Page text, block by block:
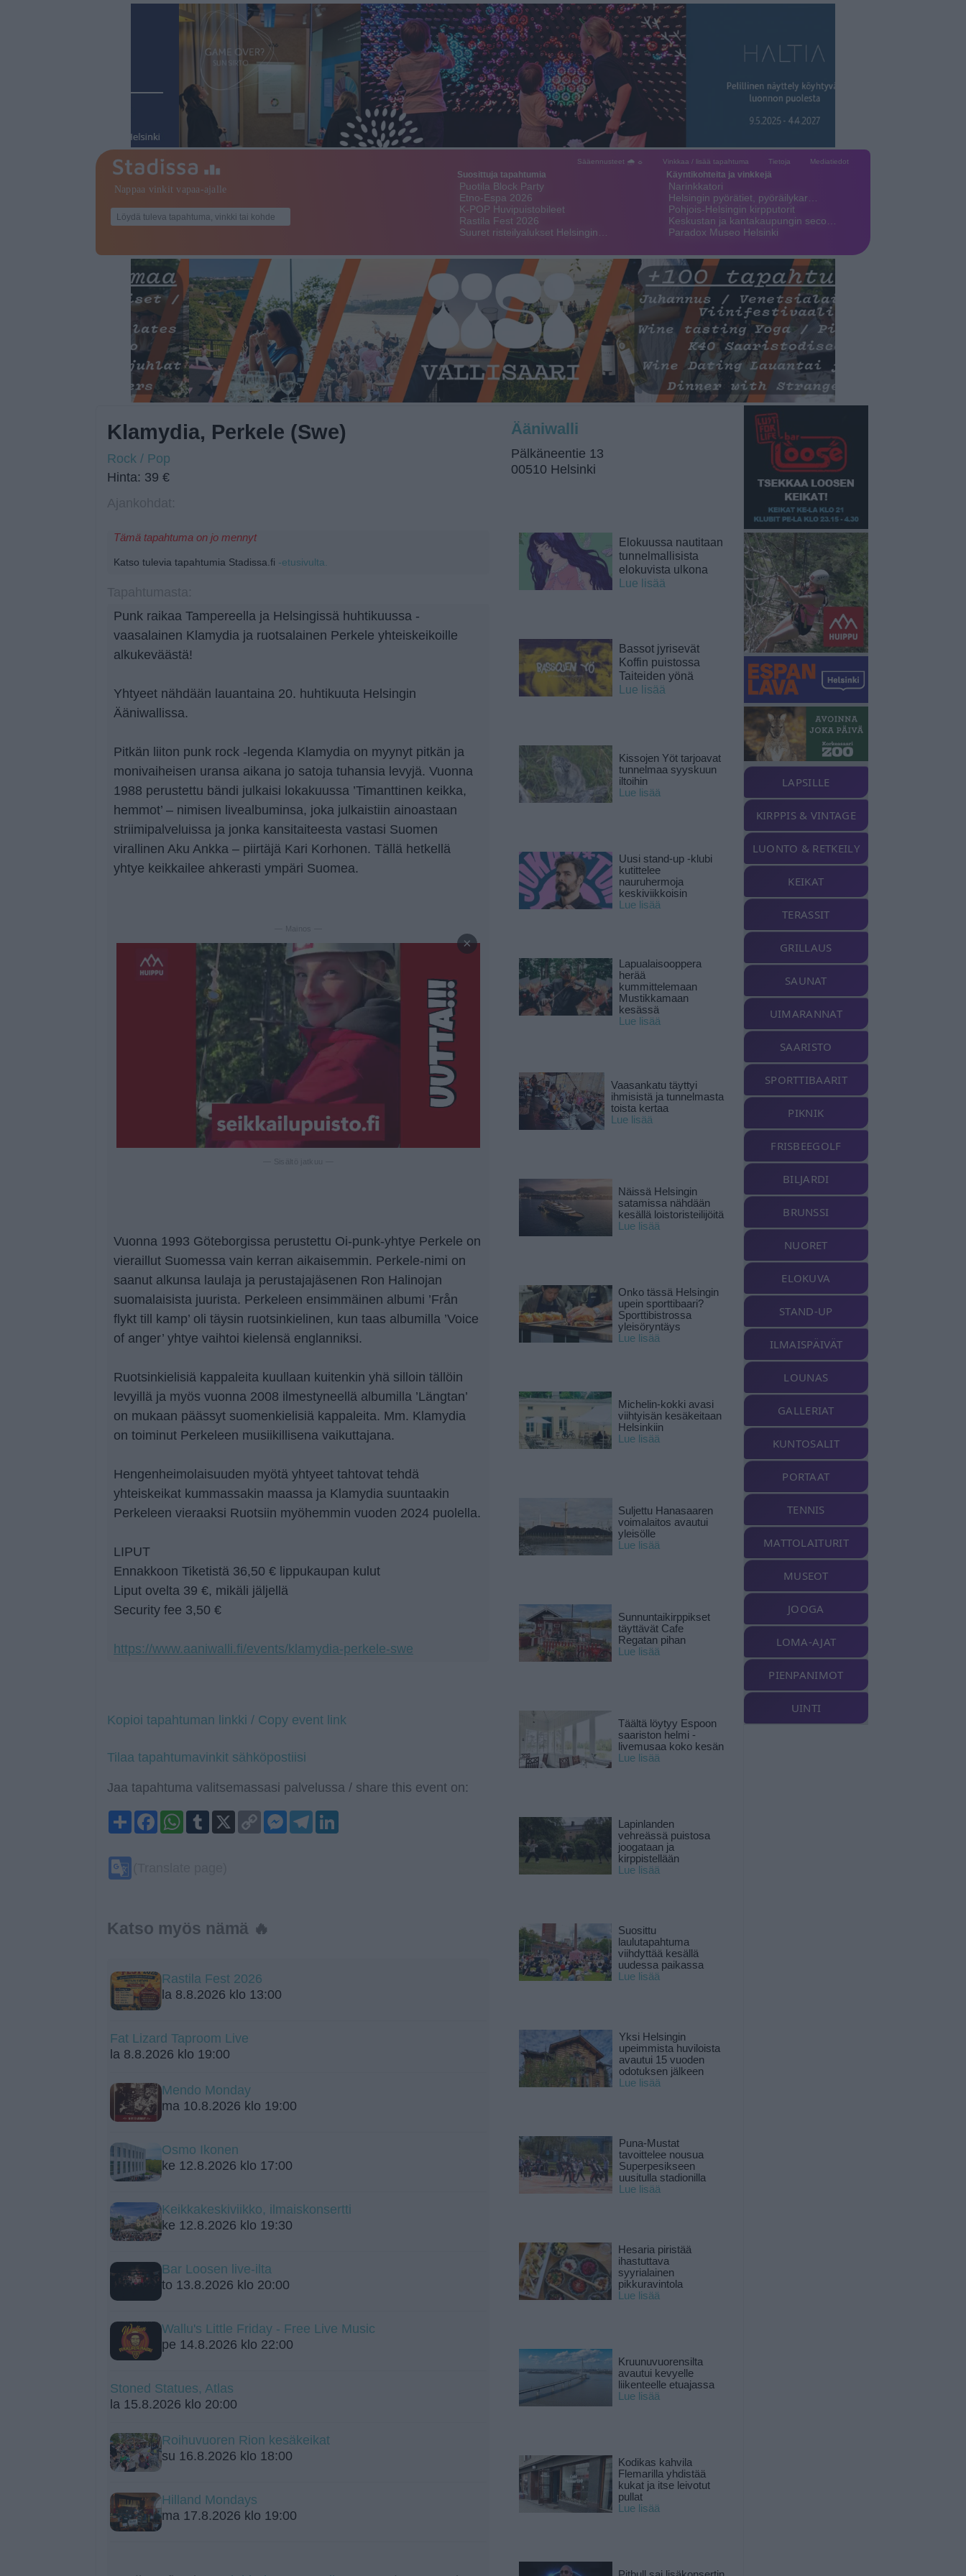
Sääennusteet 🌧 ☼ Vinkkaa / lisää tapahtuma Tietoja Mediatiedot
Suosittuja tapahtumia
Puotila Block Party
Etno-Espa 2026
K-POP Huvipuistobileet
Rastila Fest 2026
Suuret risteilyalukset Helsingin…
Käyntikohteita ja vinkkejä
Narinkkatori
Helsingin pyörätiet, pyöräilykar…
Pohjois-Helsingin kirpputorit
Keskustan ja kantakaupungin seco…
Paradox Museo Helsinki
Klamydia, Perkele (Swe)
Rock / Pop
Hinta: 39 €
Tämä tapahtuma on jo mennyt
Katso tulevia tapahtumia Stadissa.fi -etusivulta.
Punk raikaa Tampereella ja Helsingissä huhtikuussa -
vaasalainen Klamydia ja ruotsalainen Perkele yhteiskeikoille
alkukeväästä!
Yhtyeet nähdään lauantaina 20. huhtikuuta Helsingin
Ääniwallissa.
Pitkän liiton punk rock -legenda Klamydia on myynyt pitkän ja
monivaiheisen uransa aikana jo satoja tuhansia levyjä. Vuonna
1988 perustettu bändi julkaisi lokakuussa ’Timanttinen keikka,
hemmot’ – nimisen livealbuminsa, joka julkaistiin ainoastaan
striimipalveluissa ja jonka kansitaiteesta vastasi Suomen
virallinen Aku Ankka – piirtäjä Kari Korhonen. Tällä hetkellä
yhtye keikkailee ahkerasti ympäri Suomea.
— Mainos —
×
Vuonna 1993 Göteborgissa perustettu Oi-punk-yhtye Perkele on
vieraillut Suomessa vain kerran aikaisemmin. Perkele-nimi on
saanut alkunsa laulaja ja perustajajäsenen Ron Halinojan
suomalaisista juurista. Perkeleen ensimmäinen albumi ’Från
flykt till kamp’ oli täysin ruotsinkielinen, kun taas albumilla ’Voice
of anger’ yhtye vaihtoi kielensä englanniksi.
Ruotsinkielisiä kappaleita kuullaan kuitenkin yhä silloin tällöin
levyillä ja myös vuonna 2008 ilmestyneellä albumilla ’Längtan’
on mukaan päässyt suomenkielisiä kappaleita. Mm. Klamydia
on toiminut Perkeleen musiikillisena vaikuttajana.
Hengenheimolaisuuden myötä yhtyeet tahtovat tehdä
yhteiskeikat kummassakin maassa ja Klamydia suuntaakin
Perkeleen vieraaksi Ruotsiin myöhemmin vuoden 2024 puolella.
LIPUT
Ennakkoon Tiketistä 36,50 € lippukaupan kulut
Liput ovelta 39 €, mikäli jäljellä
Security fee 3,50 €
https://www.aaniwalli.fi/events/klamydia-perkele-swe
Kopioi tapahtuman linkki / Copy event link
Tilaa tapahtumavinkit sähköpostiisi
Jaa tapahtuma valitsemassasi palvelussa / share this event on:
ShareFacebookWhatsApp
Tumblr
X
Copy
Link
Messenger
Telegram
Katso myös nämä 🔥
Rastila Fest 2026
la 8.8.2026 klo 13:00
Fat Lizard Taproom Live
la 8.8.2026 klo 19:00
Mendo Monday
ma 10.8.2026 klo 19:00
Osmo Ikonen
ke 12.8.2026 klo 17:00
Keikkakeskiviikko, ilmaiskonsertti
ke 12.8.2026 klo 19:30
Bar Loosen live-ilta
to 13.8.2026 klo 20:00
Wallu's Little Friday - Free Live Music
pe 14.8.2026 klo 22:00
Stoned Statues, Atlas
la 15.8.2026 klo 20:00
Roihuvuoren Rion kesäkeikat
su 16.8.2026 klo 18:00
Hilland Mondays
ma 17.8.2026 klo 19:00
Ääniwalli
Pälkäneentie 13
00510 Helsinki
Elokuussa nautitaan
tunnelmallisista
elokuvista ulkona
Lue lisää
Bassot jyrisevät
Koffin puistossa
Taiteiden yönä
Lue lisää
Kissojen Yöt tarjoavat
tunnelmaa syyskuun
iltoihin
Lue lisää
Uusi stand-up -klubi
kutittelee
nauruhermoja
keskiviikkoisin
Lue lisää
Lapualaisooppera
herää
kummittelemaan
Mustikkamaan
kesässä
Lue lisää
Vaasankatu täyttyi
ihmisistä ja tunnelmasta
toista kertaa
Lue lisää
Näissä Helsingin
satamissa nähdään
kesällä loistoristeilijöitä
Lue lisää
Onko tässä Helsingin
upein sporttibaari?
Sporttibistrossa
yleisöryntäys
Lue lisää
Michelin-kokki avasi
viihtyisän kesäkeitaan
Helsinkiin
Lue lisää
Suljettu Hanasaaren
voimalaitos avautui
yleisölle
Lue lisää
Sunnuntaikirppikset
täyttävät Cafe
Regatan pihan
Lue lisää
Täältä löytyy Espoon
saariston helmi -
livemusaa koko kesän
Lue lisää
Lapinlanden
vehreässä puistosa
joogataan ja
kirppistellään
Lue lisää
Suosittu
laulutapahtuma
viihdyttää kesällä
uudessa paikassa
Lue lisää
Yksi Helsingin
upeimmista huviloista
avautui 15 vuoden
odotuksen jälkeen
Lue lisää
Puna-Mustat
tavoittelee nousua
Superpesikseen
uusitulla stadionilla
Lue lisää
Hesaria piristää
ihastuttava
syyrialainen
pikkuravintola
Lue lisää
Kruunuvuorensilta
avautui kevyelle
liikenteelle etuajassa
Lue lisää
Kodikas kahvila
Flemarilla yhdistää
kukat ja itse leivotut
pullat
Lue lisää
LAPSILLE
KIRPPIS & VINTAGE
LUONTO & RETKEILY
KEIKAT
TERASSIT
GRILLAUS
SAUNAT
UIMARANNAT
SAARISTO
SPORTTIBAARIT
PIKNIK
FRISBEEGOLF
BILJARDI
BRUNSSI
NUORET
ELOKUVA
STAND-UP
ILMAISPÄIVÄT
LOUNAS
GALLERIAT
KUNTOSALIT
PORTAAT
TENNIS
MATTOLAITURIT
MUSEOT
JOOGA
LOMA-AJAT
PIENPANIMOT
UINTI